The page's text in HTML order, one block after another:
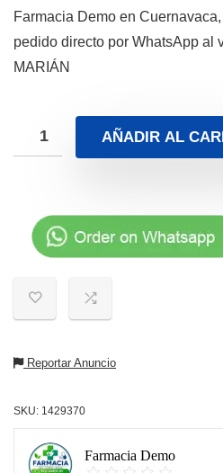
Farmacia Demo en
pedido directo por WhatsApp al
MARIÁN
AÑADIR AL
Reportar Anuncio
SKU: 1429370
Farmacia Demo